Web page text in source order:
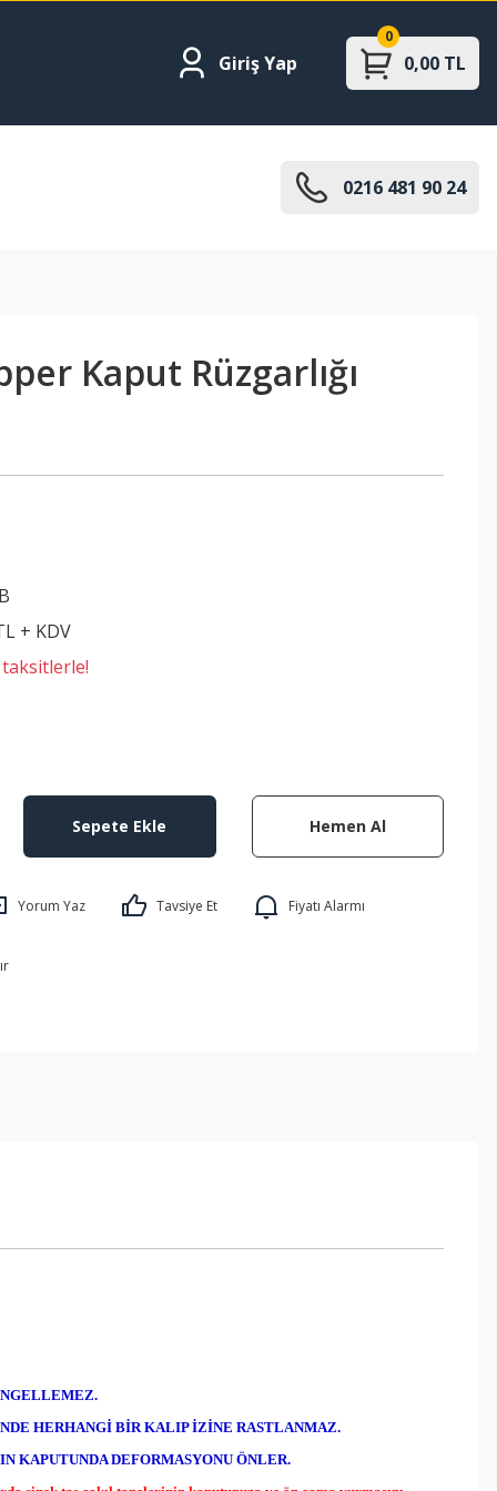
Giriş Yap 0,00 TL
0
0216 481 90 24
Kaput Rüzgarlığı
+ KDV
Sepete Ekle Hemen Al
Yorum Yaz Tavsiye Et Fiyatı Alarmı
HERHANGİ BİR KALIP İZİNE RASTLANMAZ.
KAPUTUNDA DEFORMASYONU ÖNLER.